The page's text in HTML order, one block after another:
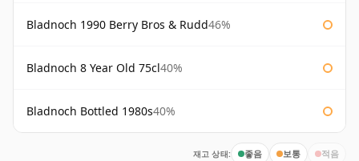
Bladnoch 1990 Berry Bros & Rudd46%
Bladnoch 8 Year Old 75cl40%
Bladnoch Bottled 1980s40%
재고 상태: 좋음 보통 적음